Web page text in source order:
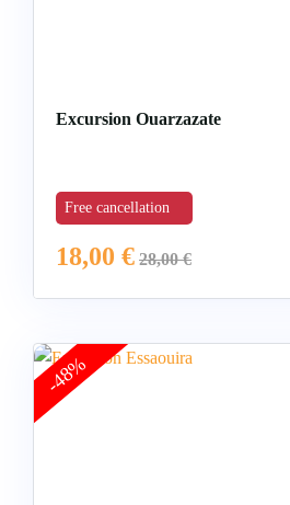
Excursion Ouarzazate
Free cancellation
18,00 € 28,00€
-48%